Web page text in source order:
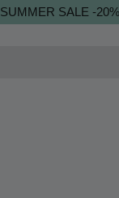
SUMMER SALE -